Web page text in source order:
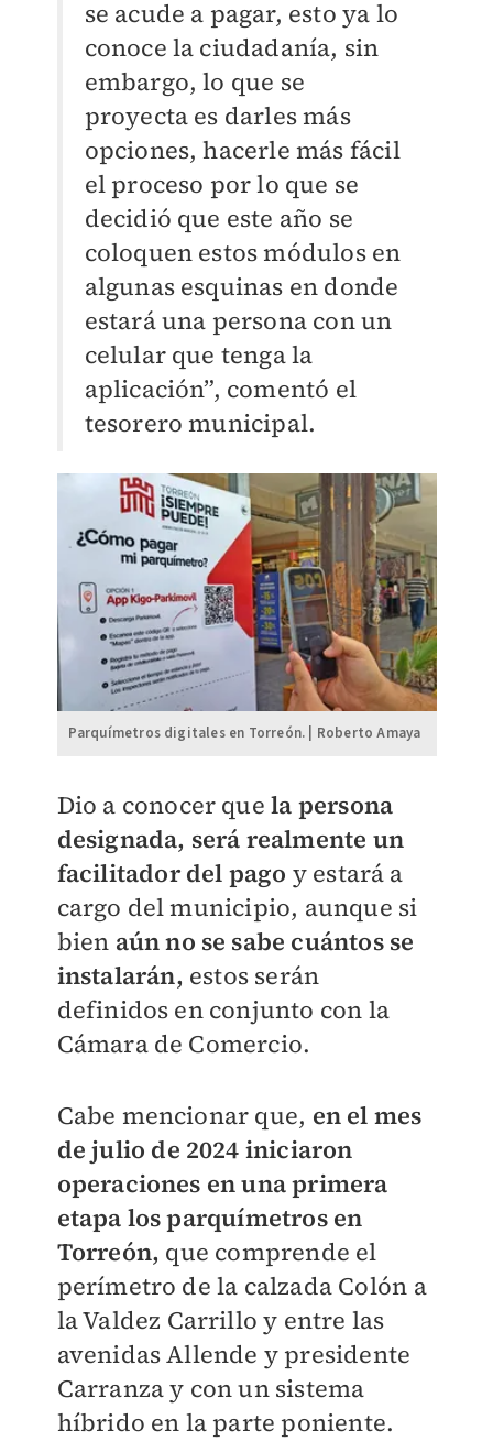
se acude a pagar, esto ya lo
conoce la ciudadanía, sin
embargo, lo que se
proyecta es darles más
opciones, hacerle más fácil
el proceso por lo que se
decidió que este año se
coloquen estos módulos en
algunas esquinas en donde
estará una persona con un
celular que tenga la
aplicación”, comentó el
tesorero municipal.
Parquímetros digitales en Torreón. | Roberto Amaya
Dio a conocer quela persona
designada, será realmente un
facilitador del pago y estará a
cargo del municipio, aunque si
bien aún no se sabe cuántos se
instalarán, estos serán
definidos en conjunto con la
Cámara de Comercio.
Cabe mencionar que, en el mes
de julio de 2024 iniciaron
operaciones en una primera
etapa los parquímetros en
Torreón, que comprende el
perímetro de la calzada Colón a
la Valdez Carrillo y entre las
avenidas Allende y presidente
Carranza y con un sistema
híbrido en la parte poniente.